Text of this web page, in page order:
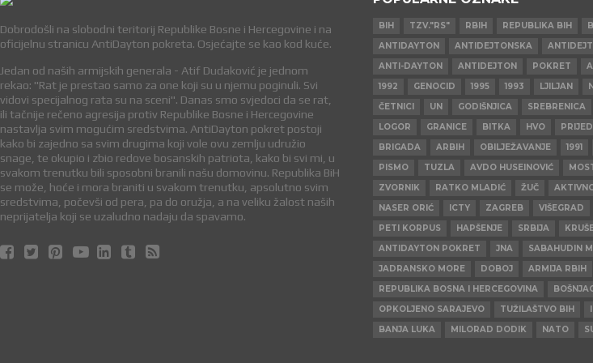
Dobrodošli na slobodni teritorij Republike Bosne i Hercegovine i na
oficijelnu stranicu AntiDayton pokreta. Osjećajte se kao kod kuće.
Jedan od naših armijskih generala - Atif Dudaković je jednom
rekao: "Rat je prestao samo za one koji su u njemu poginuli. Svi
vidovi specijalnog rata su na sceni". Danas smo svjedoci da se rat,
ili tačnije rečeno agresija protiv Republike Bosne i Hercegovine
nastavlja svim mogućim sredstvima. AntiDayton pokret postoji
kako bi zajedno sa svim drugima koji vole ovu zemlju udružio
snage, te okupio i zbio redove bosanskih patriota, kako bi svi mi, u
svakom trenutku bili sposobni branili našu domovinu. Republika BiH
se može, hoće i mora braniti u svakom trenutku, apsolutno svim
sredstvima, počevši od pera, pa do oružja, a na veliku žalost naših
neprijatelja koji se uzaludno nadaju da spavamo.
BIH TZV."RS" RBIH REPUBLIKA BIH
ANTIDAYTON
ANTIDEJTONSKA
ANTI-DAYTON
ANTIDEJTON POKRET
1992
GENOCID 1995 1993 LJILJAN
ČETNICI
UN GODIŠNJICA SREBRENICA
LOGOR
GRANICE BITKA HVO
BRIGADA
ARBIH OBILJEŽAVANJE 1991
PISMO
TUZLA AVDO HUSEINOVIĆ
ZVORNIK
RATKO MLADIĆ ŽUČ
NASER ORIĆ
ICTY ZAGREB VIŠEGRAD
PETI KORPUS
HAPŠENJE SRBIJA
ANTIDAYTON POKRET
JNA SABAHUDIN
JADRANSKO MORE
DOBOJ ARMIJA RBIH
REPUBLIKA BOSNA I HERCEGOVINA
OPKOLJENO SARAJEVO
TUŽILAŠTVO BIH
BANJA LUKA
MILORAD DODIK NATO